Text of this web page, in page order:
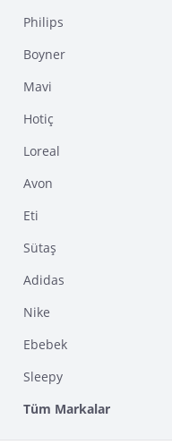
Philips
Boyner
Mavi
Hotiç
Loreal
Avon
Eti
Sütaş
Adidas
Nike
Ebebek
Sleepy
Tüm Markalar